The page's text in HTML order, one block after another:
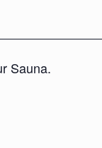
Sauna.